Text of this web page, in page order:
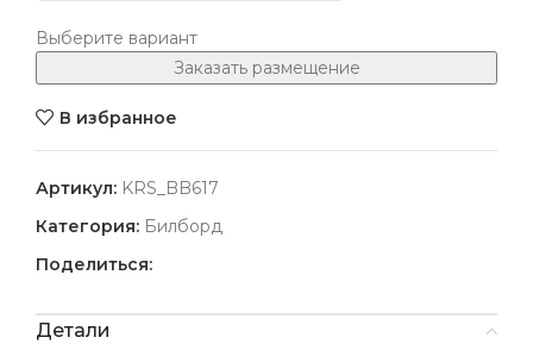
Выберите вариант
Заказать размещение
В избранное
Артикул: KRS_BB617
Категория: Билборд
Поделиться:
Детали